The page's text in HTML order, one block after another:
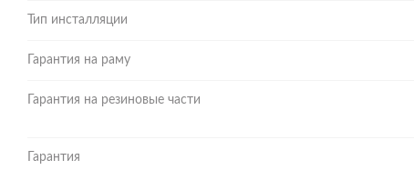
Тип инсталляции
Гарантия на раму
Гарантия на резиновые части
Гарантия